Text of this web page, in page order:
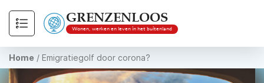
GRENZENLOOS
Wonen, werken en leven in het buitenland
Home / Emigratiegolf door corona?